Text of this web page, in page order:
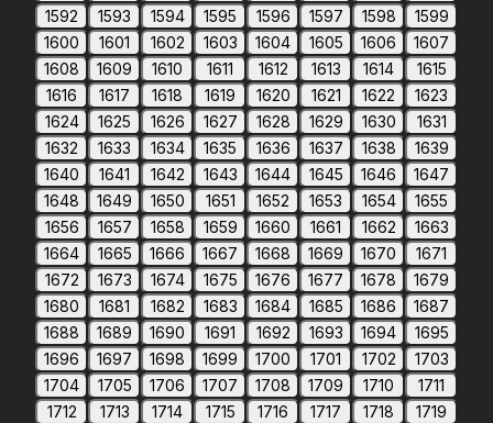
1592
1593 1594 1595 1596 1597 1598
1599
1600
1601 1602 1603 1604 1605 1606
1607
1608
1609 1610 1611 1612 1613 1614
1615
1616
1617 1618 1619 1620 1621 1622
1623
1624
1625 1626 1627 1628 1629 1630
1631
1632
1633 1634 1635 1636 1637 1638
1639
1640
1641 1642 1643 1644 1645 1646
1647
1648
1649 1650 1651 1652 1653 1654
1655
1656
1657 1658 1659 1660 1661 1662
1663
1664
1665 1666 1667 1668 1669 1670
1671
1672
1673 1674 1675 1676 1677 1678
1679
1680
1681 1682 1683 1684 1685 1686
1687
1688
1689 1690 1691 1692 1693 1694
1695
1696
1697 1698 1699 1700 1701 1702
1703
1704
1705 1706 1707 1708 1709 1710
1711
1712
1713 1714 1715 1716 1717 1718
1719